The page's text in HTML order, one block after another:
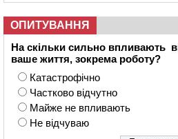
ОПИТУВАННЯ
На скільки сильно впливають
ваше життя, зокрема роботу?
Катастрофічно
Частково відчутно
Майже не впливають
Не відчуваю